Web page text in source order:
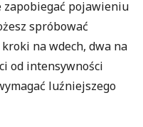
zapobiegać pojawieniu
spróbować
na wdech, dwa na
od intensywności
luźniejszego